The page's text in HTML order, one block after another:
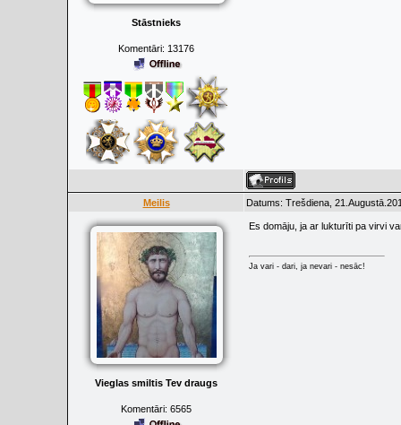
Stāstnieks
Komentāri: 13176
Meilis Datums: Trešdiena,
Vieglas smiltis Tev draugs
Komentāri: 6565
Es domāju, ja ar lukturīti pa virvi
Ja vari - dari, ja nevari - nesāc!